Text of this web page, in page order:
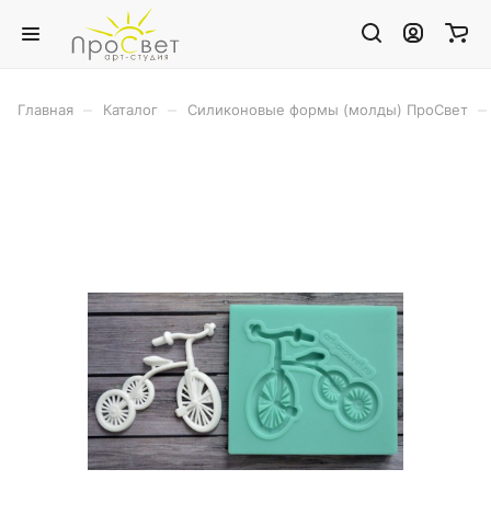
Главная Каталог Силиконовые формы (молды) ПроСвет